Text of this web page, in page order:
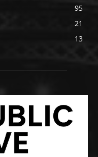
95
21
13